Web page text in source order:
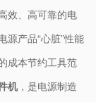
效、高可靠的电
源产品“心脏”性能
成本节约工具范
机，是电源制造